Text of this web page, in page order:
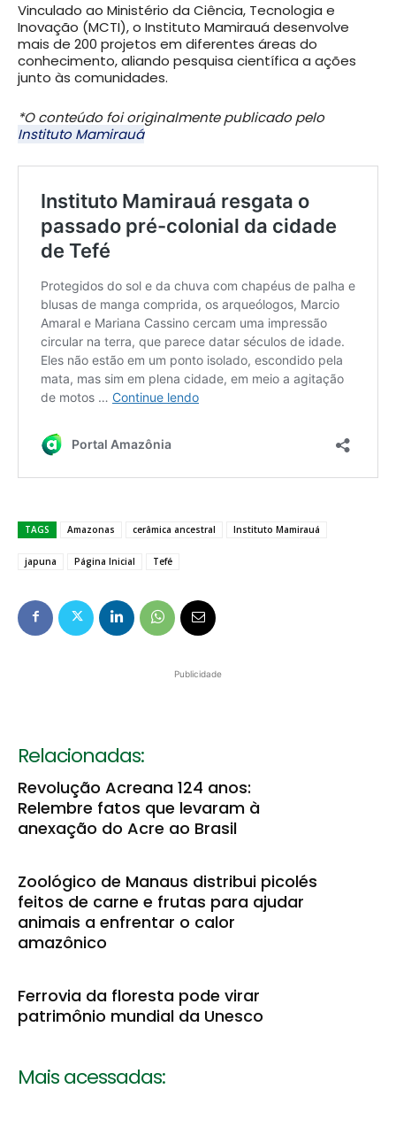
Vinculado ao Ministério da Ciência, Tecnologia e
Inovação (MCTI), o Instituto Mamirauá desenvolve
mais de 200 projetos em diferentes áreas do
conhecimento, aliando pesquisa científica a ações
junto às comunidades.
*O conteúdo foi originalmente publicado pelo
Instituto Mamirauá
TAGS Amazonas cerâmica ancestral Instituto Mamirauá
japuna Página Inicial Tefé
Publicidade
Relacionadas:
Revolução Acreana 124 anos:
Relembre fatos que levaram à
anexação do Acre ao Brasil
Zoológico de Manaus distribui picolés
feitos de carne e frutas para ajudar
animais a enfrentar o calor
amazônico
Ferrovia da floresta pode virar
patrimônio mundial da Unesco
Mais acessadas: